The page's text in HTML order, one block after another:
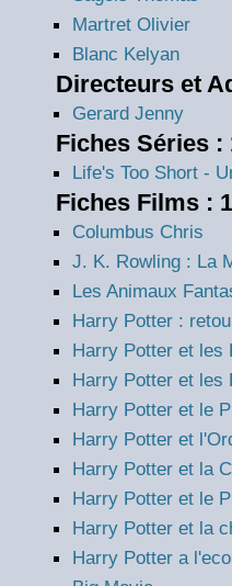
Martret Olivier
Blanc Kelyan
Directeurs et
Gerard Jenny
Fiches Séries :
Life's Too Short -
Fiches Films :
Columbus Chris
J. K. Rowling : La
Les Animaux
Harry Potter :
Harry Potter et les
Harry Potter et les
Harry Potter et le
Harry Potter et
Harry Potter et la
Harry Potter et le
Harry Potter et la
Harry Potter a